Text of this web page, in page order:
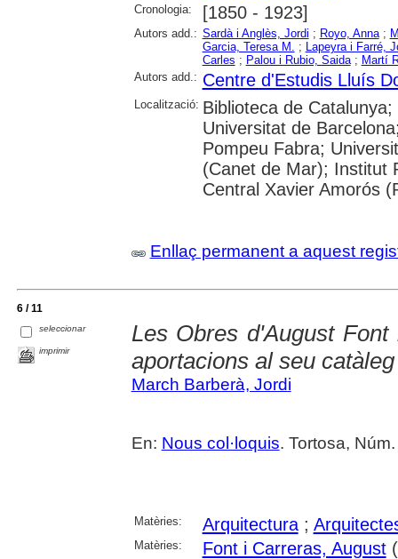
Cronologia: [1850 - 1923]
Autors add.: Sardà i Anglès, Jordi ; Royo, Anna;
Garcia, Teresa M. ; Lapeyra i Farré,
Carles ; Palou i Rubio, Saida; Martí
Autors add.: Centre d'Estudis Lluís
Localització: Biblioteca de
Universitat de
Pompeu Fabra;
(Canet de Mar); Institut
Central Xavier Amorós
Enllaç permanent a aquest
6 / 11
seleccionar
imprimir
Les Obres d'August
aportacions al seu catàleg
March Barberà, Jordi
En: Nous col·loquis. Tortosa,
Matèries: Arquitectura;
Matèries: Font i Carreras, August